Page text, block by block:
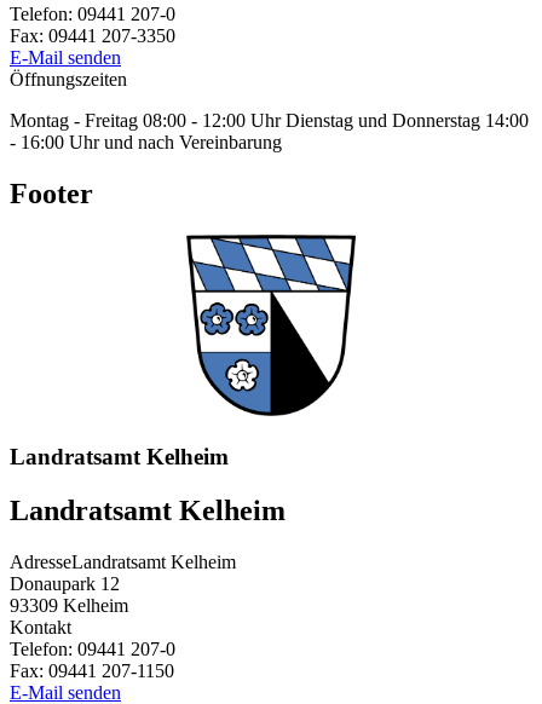
Telefon: 09441 207-0
Fax: 09441 207-3350
E-Mail senden
Öffnungszeiten
Montag - Freitag 08:00 - 12:00 Uhr Dienstag und Donnerstag 14:00
- 16:00 Uhr und nach Vereinbarung
Footer
Landratsamt Kelheim
Landratsamt Kelheim
AdresseLandratsamt Kelheim
Donaupark 12
93309 Kelheim
Kontakt
Telefon: 09441 207-0
Fax: 09441 207-1150
E-Mail senden